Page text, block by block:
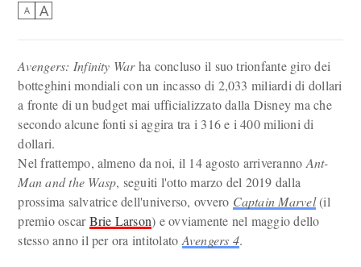
A A
Avengers: Infinity Warha concluso il suo trionfante giro dei
botteghini mondiali con un incasso di 2,033 miliardi di dollari
a fronte di un budget mai ufficializzato dalla Disney ma che
secondo alcune fonti si aggira tra i 316 e i 400 milioni di
dollari.
Nel frattempo, almeno da noi, il 14 agosto arriveranno Ant-
Man and the Wasp, seguiti l'otto marzo del 2019 dalla
prossima salvatrice dell'universo, ovvero Captain Marvel(il
premio oscarBrie Larson) e ovviamente nel maggio dello
stesso anno il per ora intitolato Avengers 4.